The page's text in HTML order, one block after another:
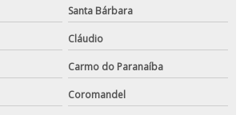
Santa Bárbara
Cláudio
Carmo do Paranaíba
Coromandel